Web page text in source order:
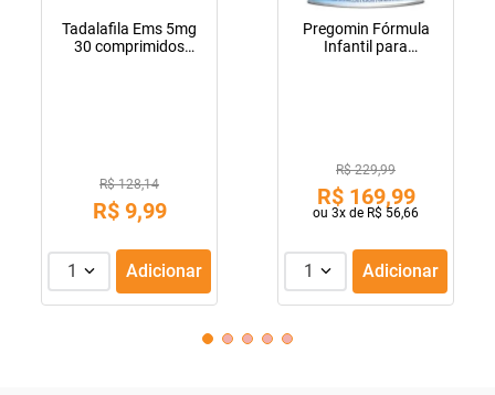
Tadalafila Ems 5mg
30 comprimidos
R$ 128,14
R$ 9,99
1 Adicionar
Pregomin Fórmula
Infantil para
R$ 229,99
R$ 169,99
ou 3x de R$ 56,66
1 Adicionar